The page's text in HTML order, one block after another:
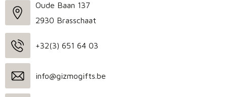
Oude Baan 137
2930 Brasschaat
+32(3) 651 64 03
info@gizmogifts.be